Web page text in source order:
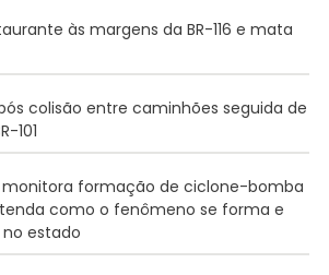
às margens da BR-116 e mata
colisão entre caminhões seguida de
101
monitora formação de ciclone-bomba
como o fenômeno se forma e
estado